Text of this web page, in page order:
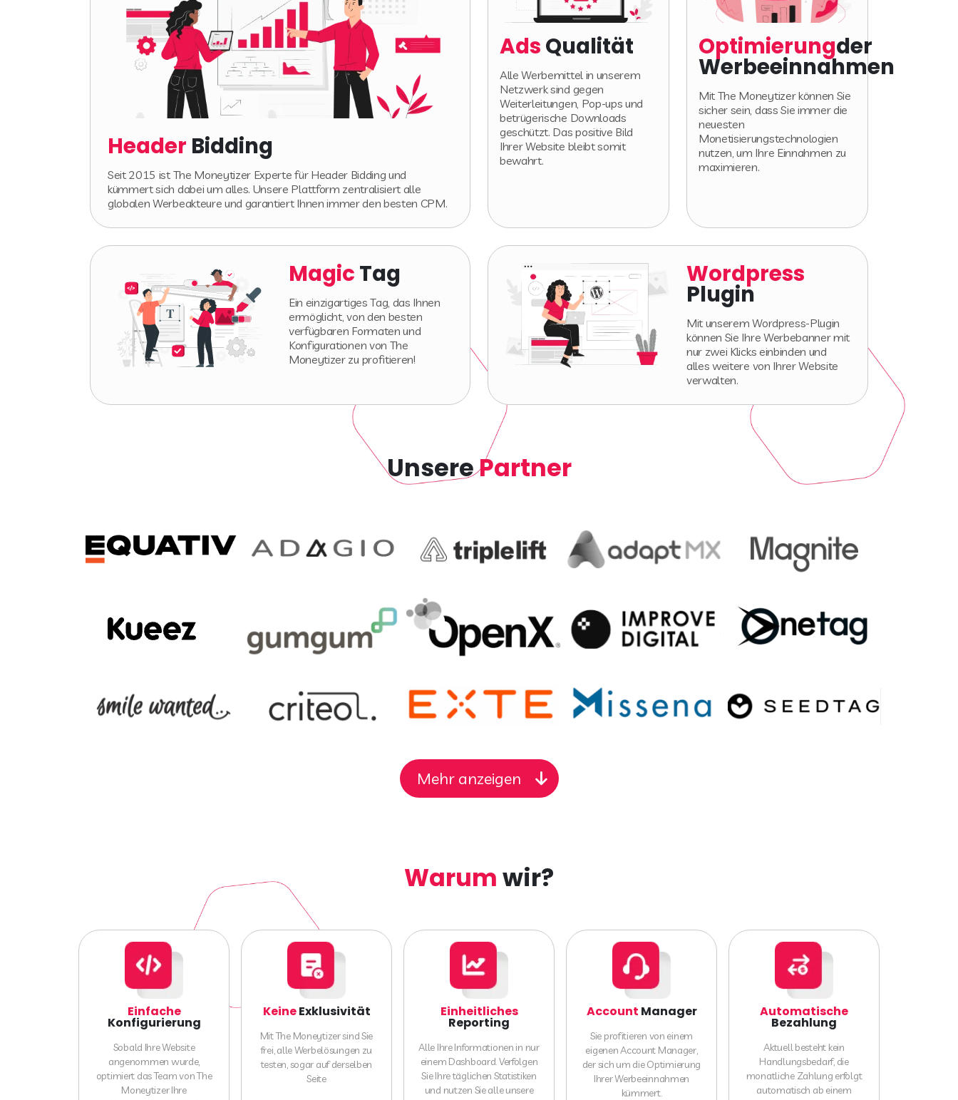
Header Bidding
Seit 2015 ist The Moneytizer Experte für Header Bidding und
kümmert sich dabei um alles. Unsere Plattform zentralisiert alle
globalen Werbeakteure und garantiert Ihnen immer den besten CPM.
AdsQualität
Alle Werbemittel in unserem
Netzwerk sind gegen
Weiterleitungen, Pop-ups und
betrügerische Downloads
geschützt. Das positive Bild
Ihrer Website bleibt somit
bewahrt.
Optimierungder
Werbeeinnahmen
Mit The Moneytizer können Sie
sicher sein, dass Sie immer die
neuesten
Monetisierungstechnologien
nutzen, um Ihre Einnahmen zu
maximieren.
MagicTag
Ein einzigartiges Tag, das Ihnen
ermöglicht, von den besten
verfügbaren Formaten und
Konfigurationen von The
Moneytizer zu profitieren!
Wordpress
Plugin
Mit unserem Wordpress-Plugin
können Sie Ihre Werbebanner mit
nur zwei Klicks einbinden und
alles weitere von Ihrer Website
verwalten.
UnserePartner
Mehr anzeigen
Warumwir?
Einfache
Konfigurierung
Sobald Ihre Website
angenommen wurde,
optimiert das Team von The
Moneytizer Ihre
KeineExklusivität
Mit The Moneytizer sind Sie
frei, alle Werbelösungen zu
testen, sogar auf derselben
Seite
Einheitliches
Reporting
Alle Ihre Informationen in nur
einem Dashboard. Verfolgen
Sie Ihre täglichen Statistiken
und nutzen Sie alle unsere
Account Manager
Sie profitieren von einem
eigenen Account Manager,
der sich um die Optimierung
Ihrer Werbeeinnahmen
kümmert.
Automatische
Bezahlung
Aktuell besteht kein
Handlungsbedarf, die
monatliche Zahlung erfolgt
automatisch ab einem